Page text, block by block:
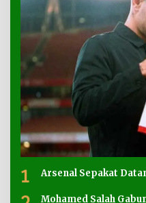
1 Arsenal Sepakat
Mohamed Salah